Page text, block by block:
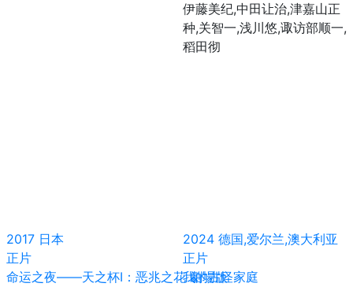
伊藤美纪,中田让治,津嘉山正
种,关智一,浅川悠,诹访部顺一,
稻田彻
2017 日本
正片
命运之夜——天之杯Ⅰ：恶兆之花 劇場版
2024 德国,爱尔兰,澳大利亚
正片
我的古怪家庭